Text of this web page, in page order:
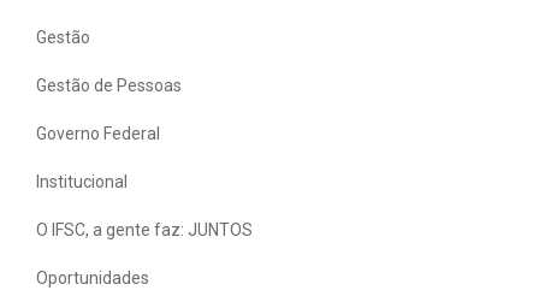
Gestão
Gestão de Pessoas
Governo Federal
Institucional
O IFSC, a gente faz: JUNTOS
Oportunidades